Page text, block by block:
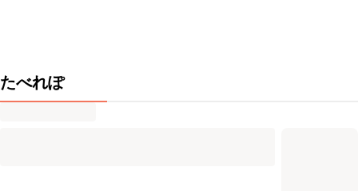
たべれぽ